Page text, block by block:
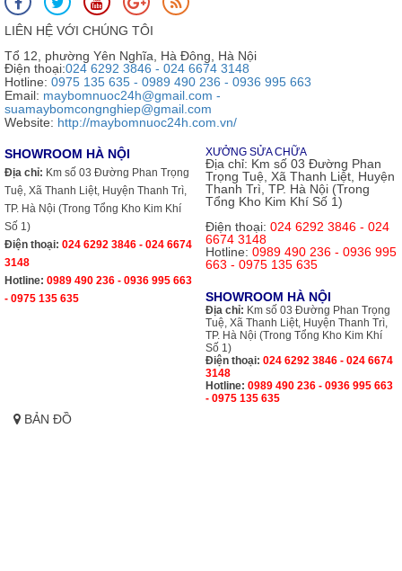
LIÊN HỆ VỚI CHÚNG TÔI
Tổ 12, phường Yên Nghĩa, Hà Đông, Hà Nội
Điện thoại:024 6292 3846 - 024 6674 3148
Hotline: 0975 135 635 - 0989 490 236 - 0936 995 663
Email: maybomnuoc24h@gmail.com -
suamaybomcongnghiep@gmail.com
Website: http://maybomnuoc24h.com.vn/
SHOWROOM HÀ NỘI
Địa chỉ: Km số 03 Đường Phan Trọng
Tuệ, Xã Thanh Liệt, Huyện Thanh Trì,
TP. Hà Nội (Trong Tổng Kho Kim Khí
Số 1)
Điện thoại: 024 6292 3846 - 024 6674
3148
Hotline: 0989 490 236 - 0936 995 663
- 0975 135 635
XƯỞNG SỬA CHỮA
Địa chỉ: Km số 03 Đường Phan
Trọng Tuệ, Xã Thanh Liệt, Huyện
Thanh Trì, TP. Hà Nội (Trong
Tổng Kho Kim Khí Số 1)
Điện thoại: 024 6292 3846 - 024
6674 3148
Hotline: 0989 490 236 - 0936 995
663 - 0975 135 635
SHOWROOM HÀ NỘI
Địa chỉ: Km số 03 Đường Phan Trọng
Tuệ, Xã Thanh Liệt, Huyện Thanh Trì,
TP. Hà Nội (Trong Tổng Kho Kim Khí
Số 1)
Điện thoại: 024 6292 3846 - 024 6674
3148
Hotline: 0989 490 236 - 0936 995 663
- 0975 135 635
BẢN ĐỒ